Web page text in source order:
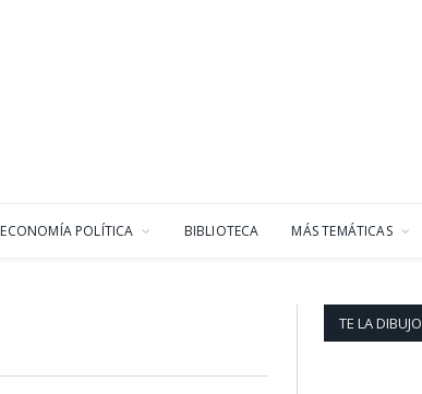
ECONOMÍA POLÍTICA BIBLIOTECA MÁS TEMÁTICAS
TE LA DIBUJO